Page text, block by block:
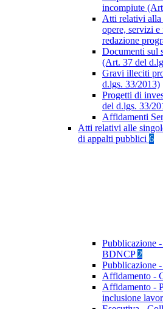
incompiute
Atti relativi alla
opere, servizi
redazione
Documenti sul
(Art. 37 del
Gravi illeciti
d.lgs. 33/2013)
Progetti di
del d.lgs. 33/
Affidamenti
Atti relativi alle
di appalti pubblici 6
Pubblicazione
BDNCP 2
Pubblicazione
Affidamento -
Affidamento -
inclusione